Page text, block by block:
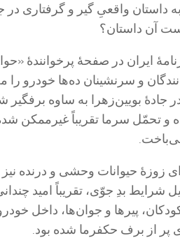
واقعیِ گیر و گرفتاری
آن داستان؟
ایران در صفحۀ پرخوانندۀ
و سرنشینان ده‌ها خودرو را
جادۀ بویین‌زهرا به ساوه برفگیر
و تحمّل سرما تقریباً غیرممکن
زوزۀ حیوانات وحشی و درنده
شرایط بدِ جوّی، تقریباً امید
پیر‌ها و جوان‌ها، داخل
پر از برف حکفرما شده بود.